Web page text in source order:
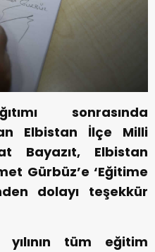
sonrasında
Elbistan İlçe Milli
Bayazıt, Elbistan
Gürbüz’e ‘Eğitime
dolayı teşekkür
tüm eğitim